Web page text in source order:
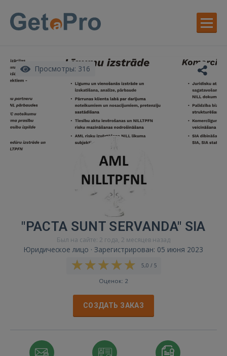
Просмотры: 316
"PACTA SUNT SERVANDA" SIA
Был на сайте: 2 года, 2 месяцев назад
Юридическое лицо · Зарегистрирован: 05 июня 2023
5,0 / 5
Оценок: 2
СОЗДАТЬ ЗАКАЗ